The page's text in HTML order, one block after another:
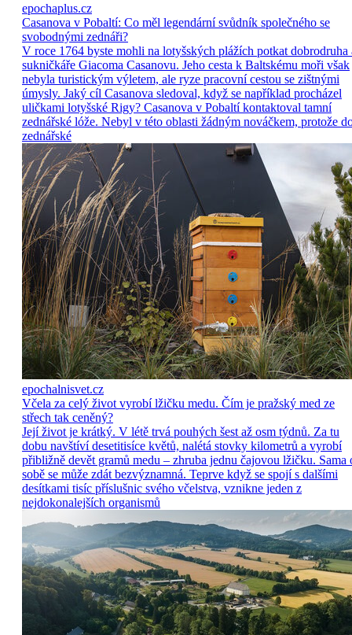
epochaplus.cz
Casanova v Pobaltí: Co měl legendární svůdník společného se
svobodnými zednáři?
V roce 1764 byste mohli na lotyšských plážích potkat dobrodruha
sukničkáře Giacoma Casanovu. Jeho cesta k Baltskému moři však
nebyla turistickým výletem, ale ryze pracovní cestou se zištnými
úmysly. Jaký cíl Casanova sledoval, když se například procházel
uličkami lotyšské Rigy? Casanova v Pobaltí kontaktoval tamní
zednářské lóže. Nebyl v této oblasti žádným nováčkem, protože
zednářské
epochalnisvet.cz
Včela za celý život vyrobí lžičku medu. Čím je pražský med ze
střech tak ceněný?
Její život je krátký. V létě trvá pouhých šest až osm týdnů. Za tu
dobu navštíví desetitisíce květů, nalétá stovky kilometrů a vyrobí
přibližně devět gramů medu – zhruba jednu čajovou lžičku. Sama
sobě se může zdát bezvýznamná. Teprve když se spojí s dalšími
desítkami tisíc příslušnic svého včelstva, vznikne jeden z
nejdokonalejších organismů